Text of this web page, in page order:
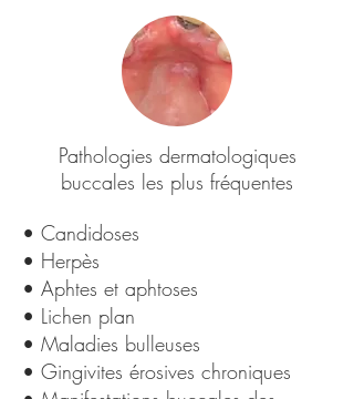
Pathologies dermatologiques
buccales les plus fréquentes
​• Candidoses
• Herpès
• Aphtes et aphtoses
• Lichen plan
• Maladies bulleuses
• Gingivites érosives chroniques